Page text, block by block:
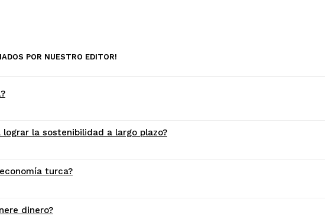
POR NUESTRO EDITOR!
la sostenibilidad a largo plazo?
turca?
dinero?